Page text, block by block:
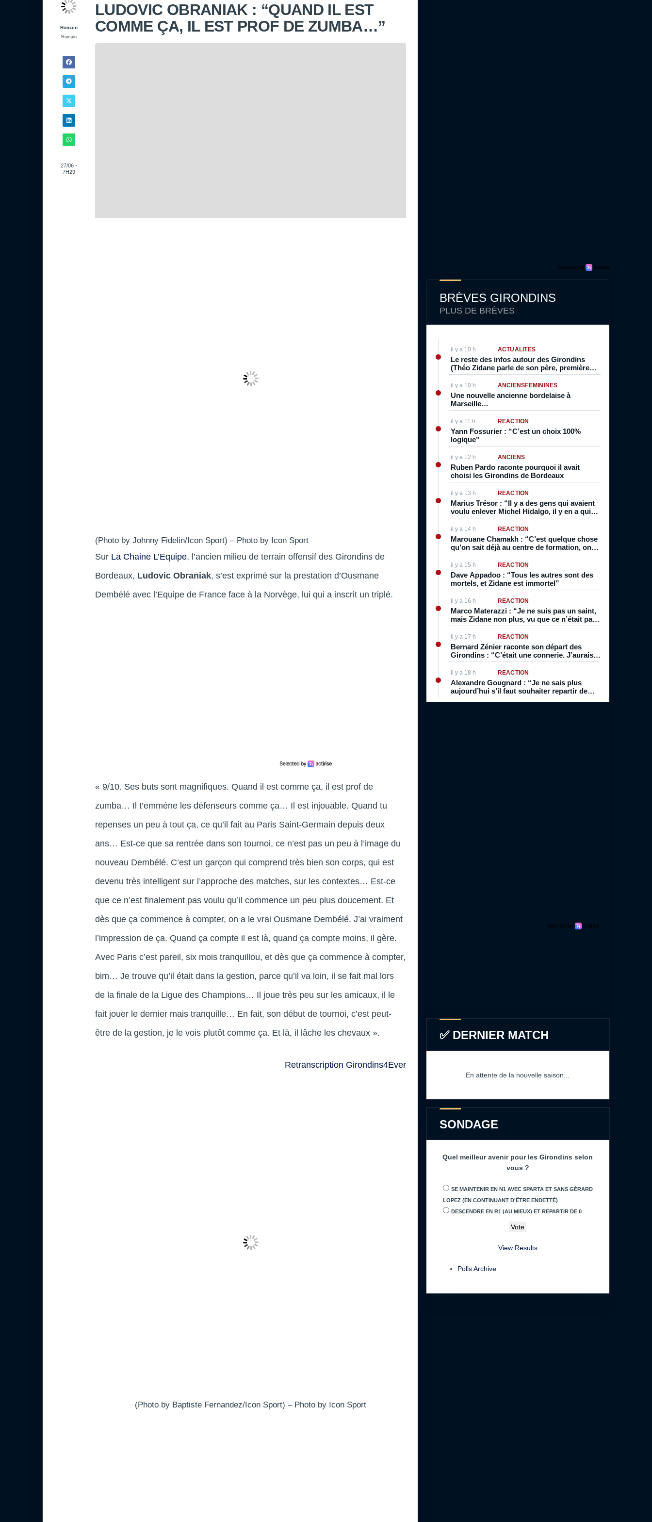
Romain
Romain
27/06 -
7H29
LUDOVIC OBRANIAK : “QUAND IL EST
COMME ÇA, IL EST PROF DE ZUMBA…”
(Photo by Johnny Fidelin/Icon Sport) – Photo by Icon Sport
Sur La Chaine L’Equipe, l’ancien milieu de terrain offensif des Girondins de
Bordeaux, Ludovic Obraniak, s’est exprimé sur la prestation d’Ousmane
Dembélé avec l’Equipe de France face à la Norvège, lui qui a inscrit un triplé.
« 9/10. Ses buts sont magnifiques. Quand il est comme ça, il est prof de
zumba… Il t’emmène les défenseurs comme ça… Il est injouable. Quand tu
repenses un peu à tout ça, ce qu’il fait au Paris Saint-Germain depuis deux
ans… Est-ce que sa rentrée dans son tournoi, ce n’est pas un peu à l’image du
nouveau Dembélé. C’est un garçon qui comprend très bien son corps, qui est
devenu très intelligent sur l’approche des matches, sur les contextes… Est-ce
que ce n’est finalement pas voulu qu’il commence un peu plus doucement. Et
dès que ça commence à compter, on a le vrai Ousmane Dembélé. J’ai vraiment
l’impression de ça. Quand ça compte il est là, quand ça compte moins, il gère.
Avec Paris c’est pareil, six mois tranquillou, et dès que ça commence à compter,
bim… Je trouve qu’il était dans la gestion, parce qu’il va loin, il se fait mal lors
de la finale de la Ligue des Champions… Il joue très peu sur les amicaux, il le
fait jouer le dernier mais tranquille… En fait, son début de tournoi, c’est peut-
être de la gestion, je le vois plutôt comme ça. Et là, il lâche les chevaux ».
Retranscription Girondins4Ever
(Photo by Baptiste Fernandez/Icon Sport) – Photo by Icon Sport
BRÈVES GIRONDINS
PLUS DE BRÈVES
il y a 10 h ACTUALITÉS
Le reste des infos autour des Girondins
(Théo Zidane parle de son père, première
pour Grillot, Beugré buteur…)
il y a 10 h ANCIENSFÉMININES
Une nouvelle ancienne bordelaise à
Marseille…
il y a 11 h RÉACTION
Yann Fossurier : “C’est un choix 100%
logique”
il y a 12 h ANCIENS
Ruben Pardo raconte pourquoi il avait
choisi les Girondins de Bordeaux
il y a 13 h RÉACTION
Marius Trésor : “Il y a des gens qui avaient
voulu enlever Michel Hidalgo, il y en a qui
avaient reçus des menaces…”
il y a 14 h RÉACTION
Marouane Chamakh : “C’est quelque chose
qu’on sait déjà au centre de formation, on
n’est pas des fous”
il y a 15 h RÉACTION
Dave Appadoo : “Tous les autres sont des
mortels, et Zidane est immortel”
il y a 16 h RÉACTION
Marco Materazzi : “Je ne suis pas un saint,
mais Zidane non plus, vu que ce n’était pas
son premier geste”
il y a 17 h RÉACTION
Bernard Zénier raconte son départ des
Girondins : “C’était une connerie. J’aurais
dû rester à Bordeaux et ne pas aller à
Marseille”
il y a 18 h RÉACTION
Alexandre Gougnard : “Je ne sais plus
aujourd’hui s’il faut souhaiter repartir de
✅ DERNIER MATCH
En attente de la nouvelle saison...
SONDAGE
Quel meilleur avenir pour les Girondins selon
vous ?
SE MAINTENIR EN N1 AVEC SPARTA ET SANS GÉRARD
LOPEZ (EN CONTINUANT D'ÊTRE ENDETTÉ)
DESCENDRE EN R1 (AU MIEUX) ET REPARTIR DE 0
View Results
Polls Archive